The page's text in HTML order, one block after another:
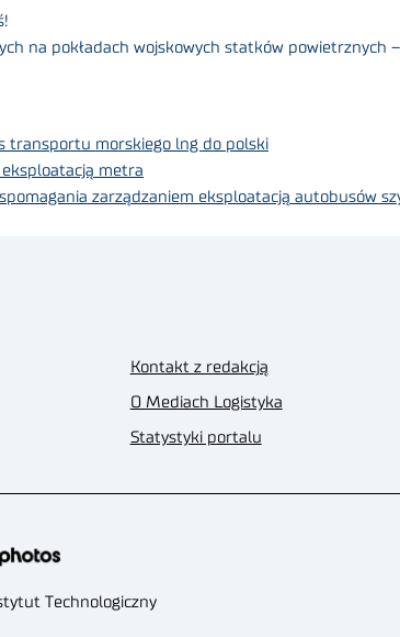
na pokładach wojskowych statków powietrznych
transportu morskiego lng do polski
eksploatacją metra
zarządzaniem eksploatacją autobusów
Kontakt z redakcją
O Mediach Logistyka
Statystyki portalu
Technologiczny